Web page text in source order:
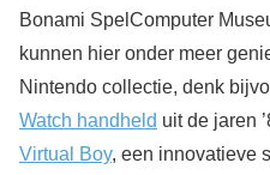
Bonami SpelComputer
kunnen hier onder meer
Nintendo collectie, denk
Watch handheld uit de jaren
Virtual Boy, een innovatieve